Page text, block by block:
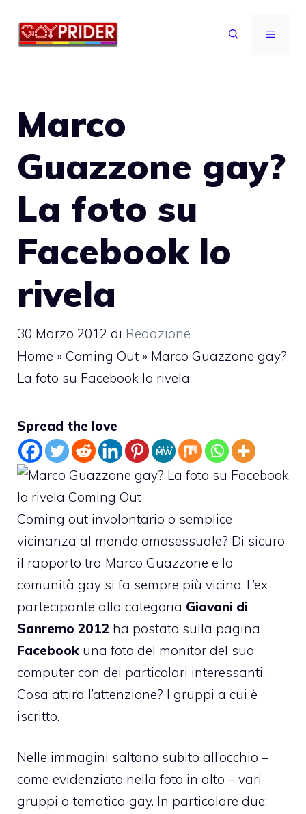
MENU
Marco
Guazzone gay?
La foto su
Facebook lo
rivela
30 Marzo 2012 di Redazione
Home » Coming Out » Marco Guazzone gay?
La foto su Facebook lo rivela
Spread the love
Coming out involontario o semplice
vicinanza al mondo omosessuale? Di sicuro
il rapporto tra Marco Guazzone e la
comunità gay si fa sempre più vicino. L’ex
partecipante alla categoria Giovani di
Sanremo 2012 ha postato sulla pagina
Facebook una foto del monitor del suo
computer con dei particolari interessanti.
Cosa attira l’attenzione? I gruppi a cui è
iscritto.
Nelle immagini saltano subito all’occhio –
come evidenziato nella foto in alto – vari
gruppi a tematica gay. In particolare due: